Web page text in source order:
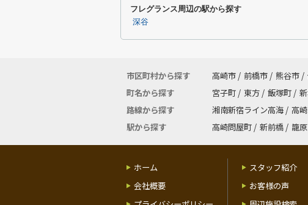
フレグランス周辺の駅から探す
深谷
市区町村から探す 高崎市 / 前橋市 / 熊谷市 /
町名から探す
宮子町 / 東方 / 飯塚町 /
路線から探す
湘南新宿ライン高海 / 高
駅から探す
高崎問屋町 / 新前橋 / 籠原
ホーム
会社概要
スタッフ紹介
お客様の声